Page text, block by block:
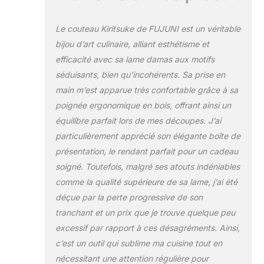
bords tranchants,
ainsi chaque coupe
parfaite peut être
obtenue à la fois. Le
surface aiguisé
manuel et les motifs
uniques de ce
couteau Damas
non seulement
montrent un
artisanat incroyable,
mais aident manière
significative à
réduire la résistance
de couper et à s'en
tenir aux aliments
pour assurer la
meilleure saveur de
la nourriture La
Le couteau Kiritsuke de FUJUNI est un véritable
bijou d’art culinaire, alliant esthétisme et
efficacité avec sa lame damas aux motifs
séduisants, bien qu’incohérents. Sa prise en
main m’est apparue très confortable grâce à sa
poignée ergonomique en bois, offrant ainsi un
équilibre parfait lors de mes découpes. J’ai
particulièrement apprécié son élégante boîte de
présentation, le rendant parfait pour un cadeau
soigné. Toutefois, malgré ses atouts indéniables
comme la qualité supérieure de sa lame, j’ai été
déçue par la perte progressive de son
tranchant et un prix que je trouve quelque peu
excessif par rapport à ces désagréments. Ainsi,
c’est un outil qui sublime ma cuisine tout en
nécessitant une attention régulière pour